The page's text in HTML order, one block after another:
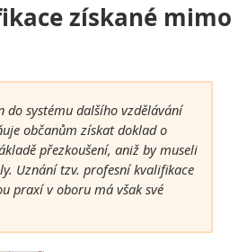
získané mimo
do systému dalšího vzdělávání
občanům získat doklad o
přezkoušení, aniž by museli
Uznání tzv. profesní kvalifikace
praxí v oboru má však své